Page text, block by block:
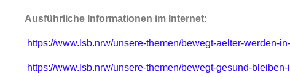
Ausführliche Informationen im Internet:
https://www.lsb.nrw/unsere-themen/bewegt-aelter-werden-in-
https://www.lsb.nrw/unsere-themen/bewegt-gesund-